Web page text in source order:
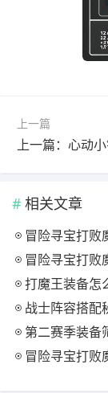
上一篇
相关文章
冒险寻宝打败
冒险寻宝打败
打魔王装备怎
战士阵容搭配
第二赛季装备
冒险寻宝打败